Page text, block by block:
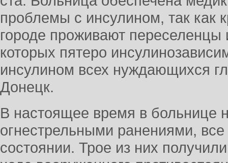
проблемы с инсулином, так как
городе проживают переселенцы
которых пятеро
инсулином всех нуждающихся
Донецк.
В настоящее время в больнице
огнестрельными ранениями,
состоянии. Трое из них